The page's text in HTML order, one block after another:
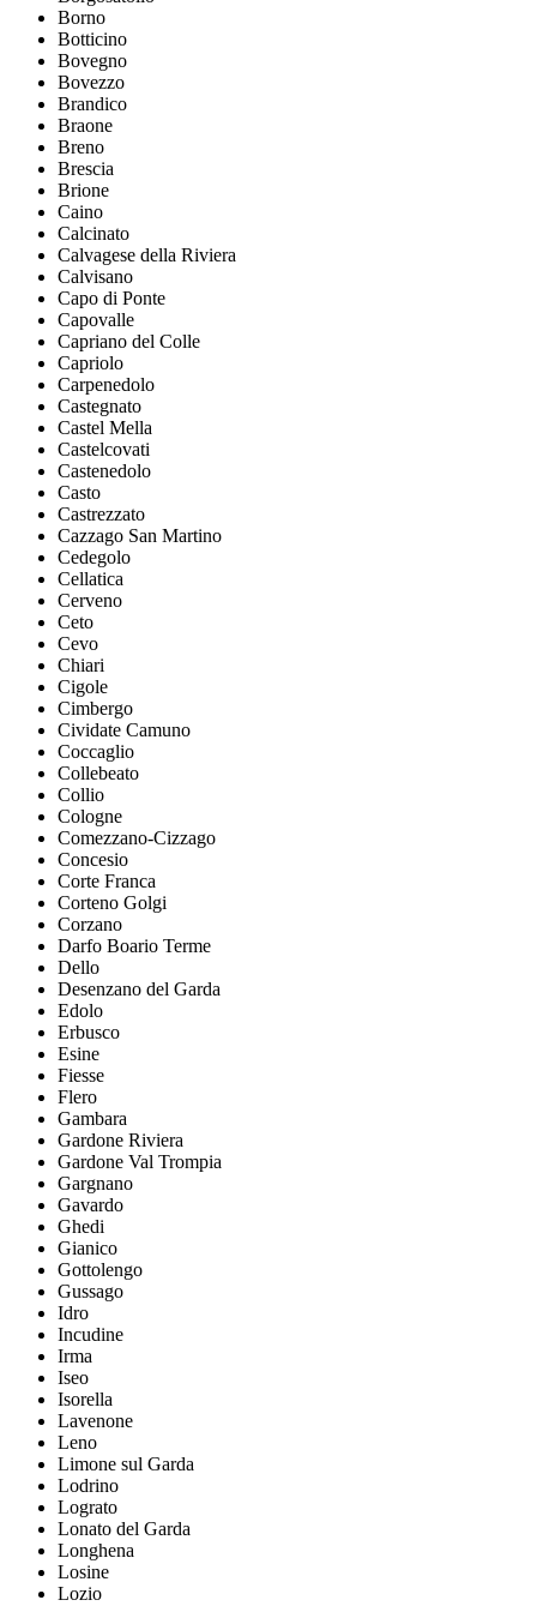
Borno
Botticino
Bovegno
Bovezzo
Brandico
Braone
Breno
Brescia
Brione
Caino
Calcinato
Calvagese della Riviera
Calvisano
Capo di Ponte
Capovalle
Capriano del Colle
Capriolo
Carpenedolo
Castegnato
Castel Mella
Castelcovati
Castenedolo
Casto
Castrezzato
Cazzago San Martino
Cedegolo
Cellatica
Cerveno
Ceto
Cevo
Chiari
Cigole
Cimbergo
Cividate Camuno
Coccaglio
Collebeato
Collio
Cologne
Comezzano-Cizzago
Concesio
Corte Franca
Corteno Golgi
Corzano
Darfo Boario Terme
Dello
Desenzano del Garda
Edolo
Erbusco
Esine
Fiesse
Flero
Gambara
Gardone Riviera
Gardone Val Trompia
Gargnano
Gavardo
Ghedi
Gianico
Gottolengo
Gussago
Idro
Incudine
Irma
Iseo
Isorella
Lavenone
Leno
Limone sul Garda
Lodrino
Lograto
Lonato del Garda
Longhena
Losine
Lozio